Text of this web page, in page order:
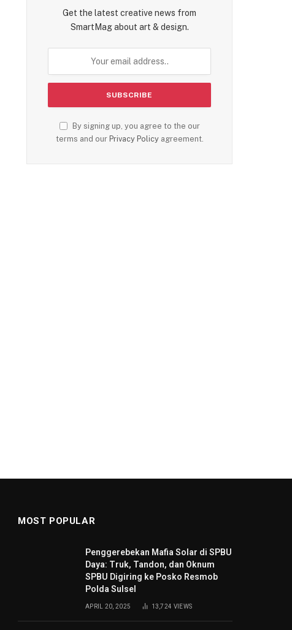
Get the latest creative news from
SmartMag about art & design.
By signing up, you agree to the our
terms and our Privacy Policyagreement.
MOST POPULAR
Penggerebekan Mafia Solar di SPBU
Daya: Truk, Tandon, dan Oknum
SPBU Digiring ke Posko Resmob
Polda Sulsel
APRIL 20, 2025 13,724 VIEWS